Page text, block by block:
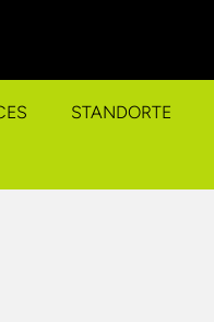
STANDORTE